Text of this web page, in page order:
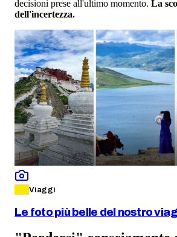
decisioni prese all'ultimo momento. La
dell'incertezza.
Viaggi
Le foto più belle del nostro